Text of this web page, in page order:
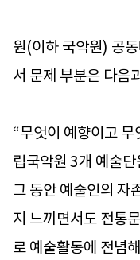
원(이하 국악원) 공
서 문제 부분은 다음
“무엇이 예향이고
립국악원 3개 예술
그 동안 예술인의 자
지 느끼면서도 전통
로 예술활동에 전념